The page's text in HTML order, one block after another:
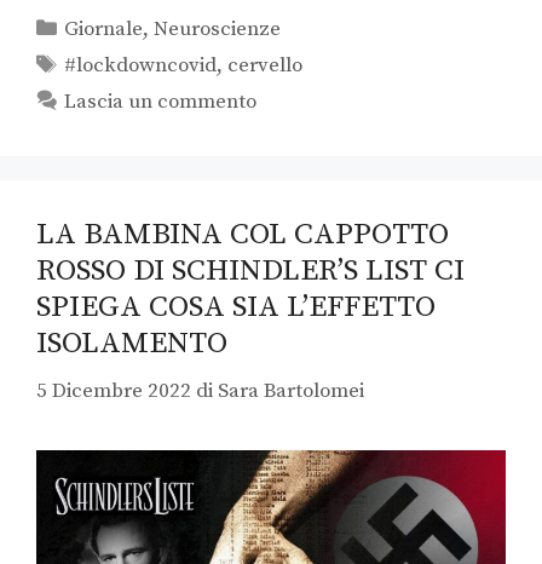
Giornale,Neuroscienze
#lockdowncovid, cervello
Lascia un commento
LA BAMBINA COL CAPPOTTO
ROSSO DI SCHINDLER’S LIST CI
SPIEGA COSA SIA L’EFFETTO
ISOLAMENTO
5 Dicembre 2022 di Sara Bartolomei